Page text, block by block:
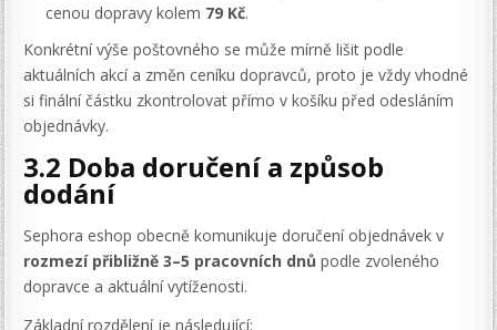
cenou dopravy kolem 79 Kč.
Konkrétní výše poštovného se může mírně lišit podle
aktuálních akcí a změn ceníku dopravců, proto je vždy vhodné
si finální částku zkontrolovat přímo v košíku před odesláním
objednávky.
3.2 Doba doručení a způsob
dodání
Sephora eshop obecně komunikuje doručení objednávek v
rozmezí přibližně 3–5 pracovních dnů podle zvoleného
dopravce a aktuální vytíženosti.
Základní rozdělení je následující: